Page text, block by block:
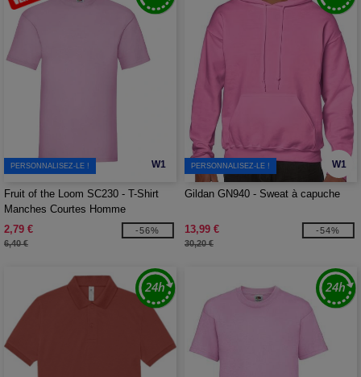
W1
PERSONNALISEZ-LE !
Fruit of the Loom SC230 - T-Shirt
Manches Courtes Homme
2,79 €
6,40 €
-56%
W1
PERSONNALISEZ-LE !
Gildan GN940 - Sweat à capuche
13,99 €
30,20 €
-54%